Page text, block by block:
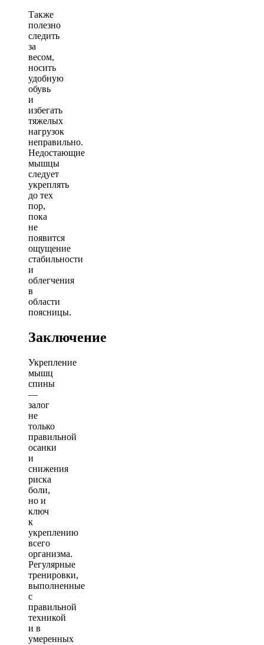
Также
полезно
следить
за
весом,
носить
удобную
обувь
и
избегать
тяжелых
нагрузок
неправильно.
Недостающие
мышцы
следует
укреплять
до тех
пор,
пока
не
появится
ощущение
стабильности
и
облегчения
в
области
поясницы.
Заключение
Укрепление
мышц
спины
—
залог
не
только
правильной
осанки
и
снижения
риска
боли,
но и
ключ
к
укреплению
всего
организма.
Регулярные
тренировки,
выполненные
с
правильной
техникой
и в
умеренных